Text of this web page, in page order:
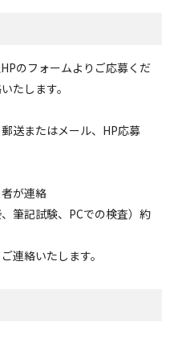
のフォームよりご応募くだ
たします。
送またはメール、HP応募
が連絡
筆記試験、PCでの検査）約
連絡いたします。